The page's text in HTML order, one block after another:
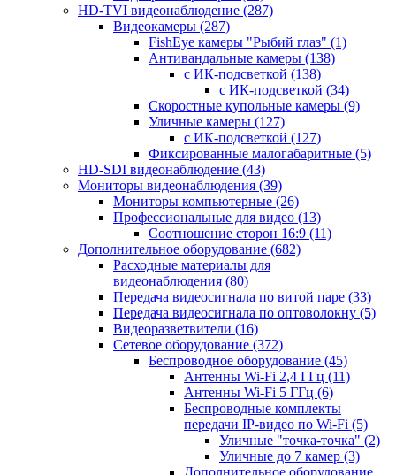
HD-TVI видеонаблюдение (287)
Видеокамеры (287)
FishEye камеры "Рыбий глаз" (1)
Антивандальные камеры (138)
с ИК-подсветкой (138)
с ИК-подсветкой (34)
Скоростные купольные камеры (9)
Уличные камеры (127)
с ИК-подсветкой (127)
Фиксированные малогабаритные (5)
HD-SDI видеонаблюдение (43)
Мониторы видеонаблюдения (39)
Мониторы компьютерные (26)
Профессиональные для видео (13)
Соотношение сторон 16:9 (11)
Дополнительное оборудование (682)
Расходные материалы для
видеонаблюдения (80)
Передача видеосигнала по витой паре (33)
Передача видеосигнала по оптоволокну (5)
Видеоразветвители (16)
Сетевое оборудование (372)
Беспроводное оборудование (45)
Антенны Wi-Fi 2,4 ГГц (11)
Антенны Wi-Fi 5 ГГц (6)
Беспроводные комплекты
передачи IP-видео по Wi-Fi (5)
Уличные "точка-точка" (2)
Уличные до 7 камер (3)
Дополнительное оборудование